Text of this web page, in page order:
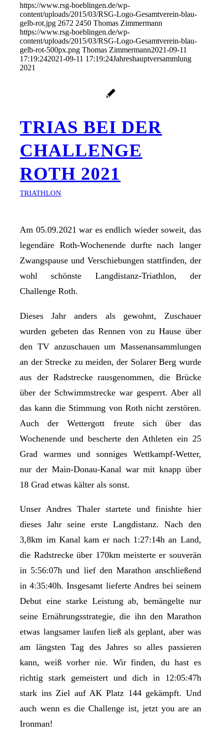
https://www.rsg-boeblingen.de/wp-
content/uploads/2015/03/RSG-Logo-Gesamtverein-blau-
gelb-rot.jpg 2672 2450 Thomas Zimmermann
https://www.rsg-boeblingen.de/wp-
content/uploads/2015/03/RSG-Logo-Gesamtverein-blau-
gelb-rot-500px.png Thomas Zimmermann2021-09-11
17:19:242021-09-11 17:19:24Jahreshauptversammlung
2021
TRIAS BEI DER
CHALLENGE
ROTH 2021
TRIATHLON
Am 05.09.2021 war es endlich wieder soweit, das
legendäre Roth-Wochenende durfte nach langer
Zwangspause und Verschiebungen stattfinden, der
wohl schönste Langdistanz-Triathlon, der
Challenge Roth.
Dieses Jahr anders als gewohnt, Zuschauer
wurden gebeten das Rennen von zu Hause über
den TV anzuschauen um Massenansammlungen
an der Strecke zu meiden, der Solarer Berg wurde
aus der Radstrecke rausgenommen, die Brücke
über der Schwimmstrecke war gesperrt. Aber all
das kann die Stimmung von Roth nicht zerstören.
Auch der Wettergott freute sich über das
Wochenende und bescherte den Athleten ein 25
Grad warmes und sonniges Wettkampf-Wetter,
nur der Main-Donau-Kanal war mit knapp über
18 Grad etwas kälter als sonst.
Unser Andres Thaler startete und finishte hier
dieses Jahr seine erste Langdistanz. Nach den
3,8km im Kanal kam er nach 1:27:14h an Land,
die Radstrecke über 170km meisterte er souverän
in 5:56:07h und lief den Marathon anschließend
in 4:35:40h. Insgesamt lieferte Andres bei seinem
Debut eine starke Leistung ab, bemängelte nur
seine Ernährungsstrategie, die ihn den Marathon
etwas langsamer laufen ließ als geplant, aber was
am längsten Tag des Jahres so alles passieren
kann, weiß vorher nie. Wir finden, du hast es
richtig stark gemeistert und dich in 12:05:47h
stark ins Ziel auf AK Platz 144 gekämpft. Und
auch wenn es die Challenge ist, jetzt you are an
Ironman!